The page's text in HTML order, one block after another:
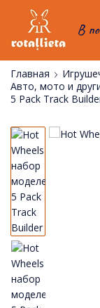
В
Главная
Авто, мото и
5 Pack Track